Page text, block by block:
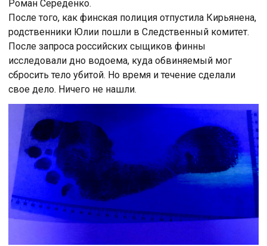
Роман Середенко.
После того, как финская полиция отпустила Кирьянена,
родственники Юлии пошли в Следственный комитет.
После запроса российских сыщиков финны
исследовали дно водоема, куда обвиняемый мог
сбросить тело убитой. Но время и течение сделали
свое дело. Ничего не нашли.